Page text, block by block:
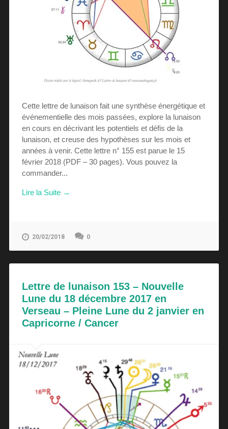
Cette lettre de lunaison fait une synthèse énergétique et
événementielle des mois passées, explore la lunaison
en cours en décrivant les potentiels et défis de la
lunaison, et creuse des hypothèses sur les mois et
années à venir. Cette lettre n° 155 est parue le 15
février 2018 (PDF – 30 pages). Vous pouvez la
commander...
Lire la Suite →
20/02/2018 0
Lettre de lunaison 153 – Nouvelle
Lune du 18 décembre 2017 en
Verseau – Pleine Lune du 2 janvier en
Capricorne / Cancer